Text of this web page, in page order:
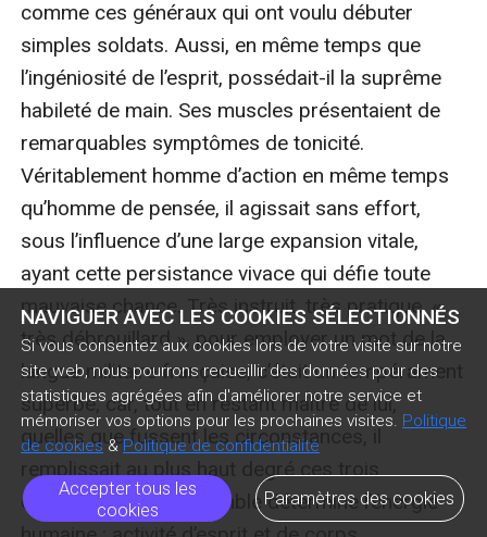
NAVIGUER AVEC LES COOKIES SÉLECTIONNÉS
Si vous consentez aux cookies lors de votre visite sur notre
site web, nous pourrons recueillir des données pour des
statistiques agrégées afin d'améliorer notre service et
mémoriser vos options pour les prochaines visites. Politique
de cookies & Politique de confidentialité
Accepter tous les
cookies
Paramètres des cookies